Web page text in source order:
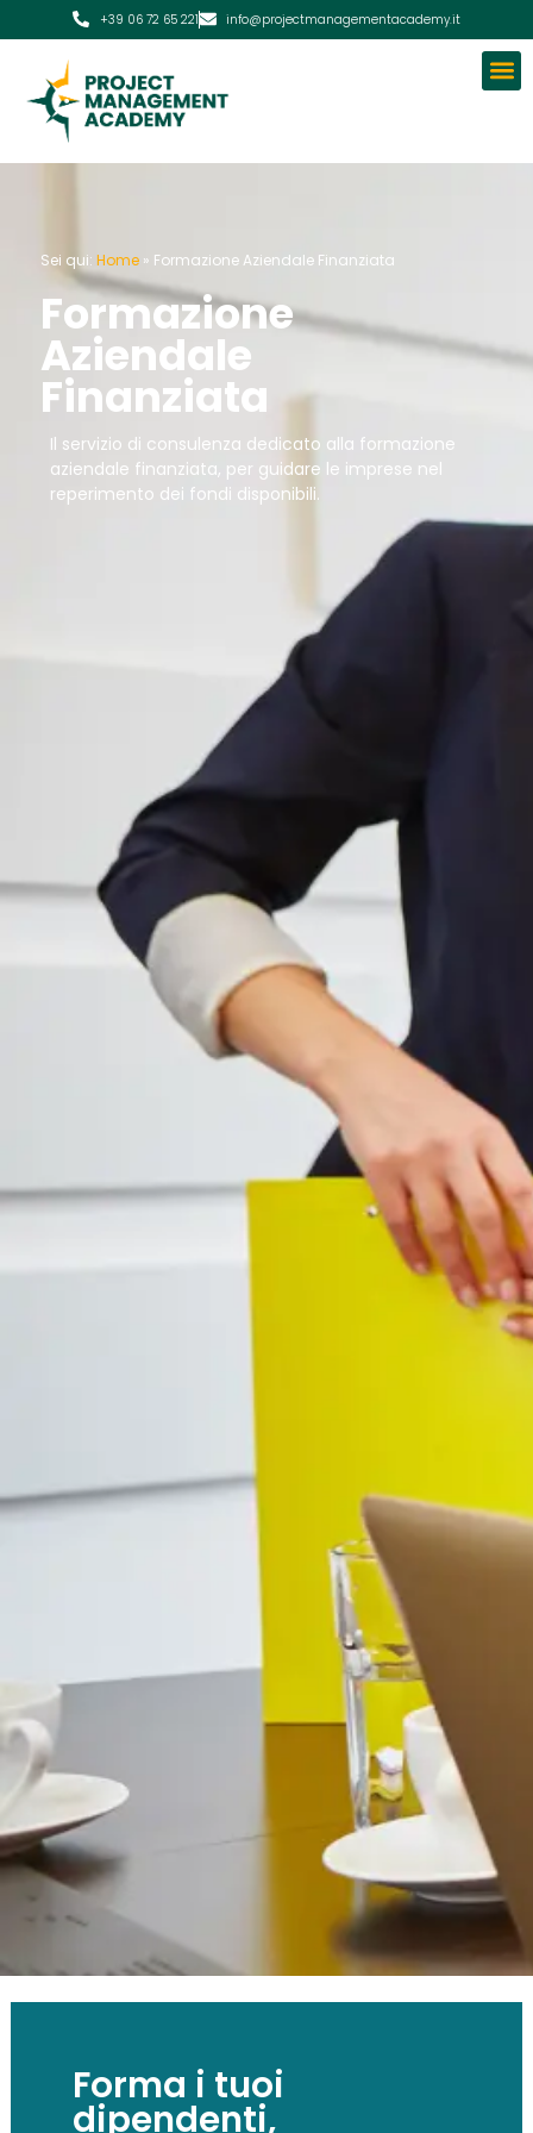
+39 06 72 65 221 info@projectmanagementacademy.it
Sei qui: Home » Formazione Aziendale Finanziata
Formazione
Aziendale
Finanziata
Il servizio di consulenza dedicato alla formazione
aziendale finanziata, per guidare le imprese nel
reperimento dei fondi disponibili.
Forma i tuoi
dipendenti,